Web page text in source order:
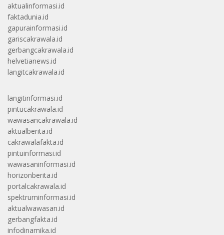
aktualinformasi.id
faktadunia.id
gapurainformasi.id
gariscakrawala.id
gerbangcakrawala.id
helvetianews.id
langitcakrawala.id
langitinformasi.id
pintucakrawala.id
wawasancakrawala.id
aktualberita.id
cakrawalafakta.id
pintuinformasi.id
wawasaninformasi.id
horizonberita.id
portalcakrawala.id
spektruminformasi.id
aktualwawasan.id
gerbangfakta.id
infodinamika.id